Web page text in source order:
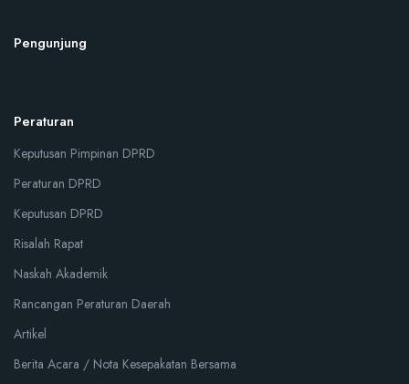
Pengunjung
Peraturan
Keputusan Pimpinan DPRD
Peraturan DPRD
Keputusan DPRD
Risalah Rapat
Naskah Akademik
Rancangan Peraturan Daerah
Artikel
Berita Acara / Nota Kesepakatan Bersama